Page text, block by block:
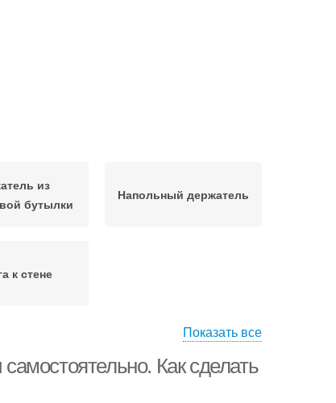
из
бутылки
Напольный держатель
к стене
Показать все
Как сделать